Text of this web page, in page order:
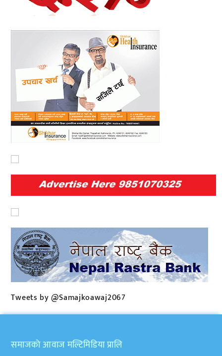
Tweets by @Samajkoawaj2067
समाजकाे आवाज मल्टिमिडिया प्रालि